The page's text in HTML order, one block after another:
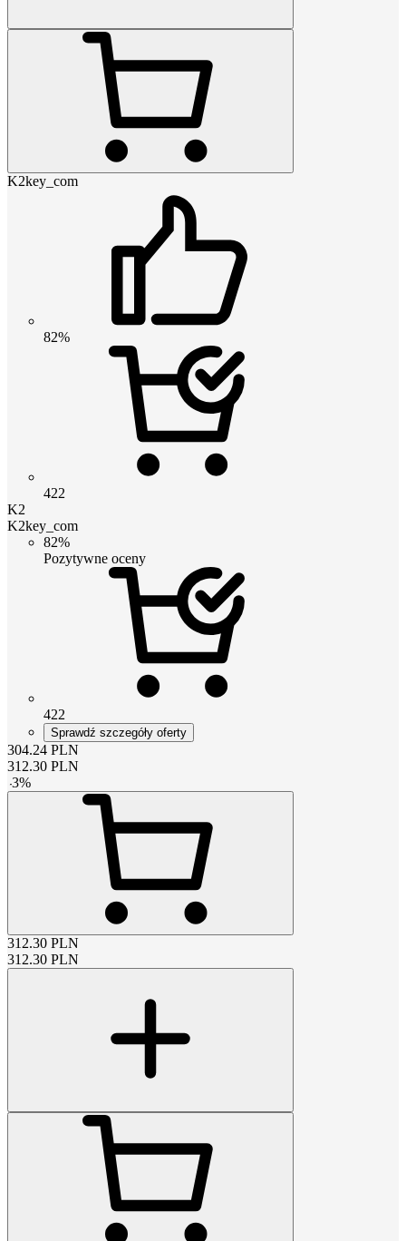
K2key_com
82%
422
K2
K2key_com
82%
Pozytywne oceny
422
Sprawdź szczegóły oferty
304.24 PLN
312.30 PLN
-3%
312.30 PLN
312.30 PLN